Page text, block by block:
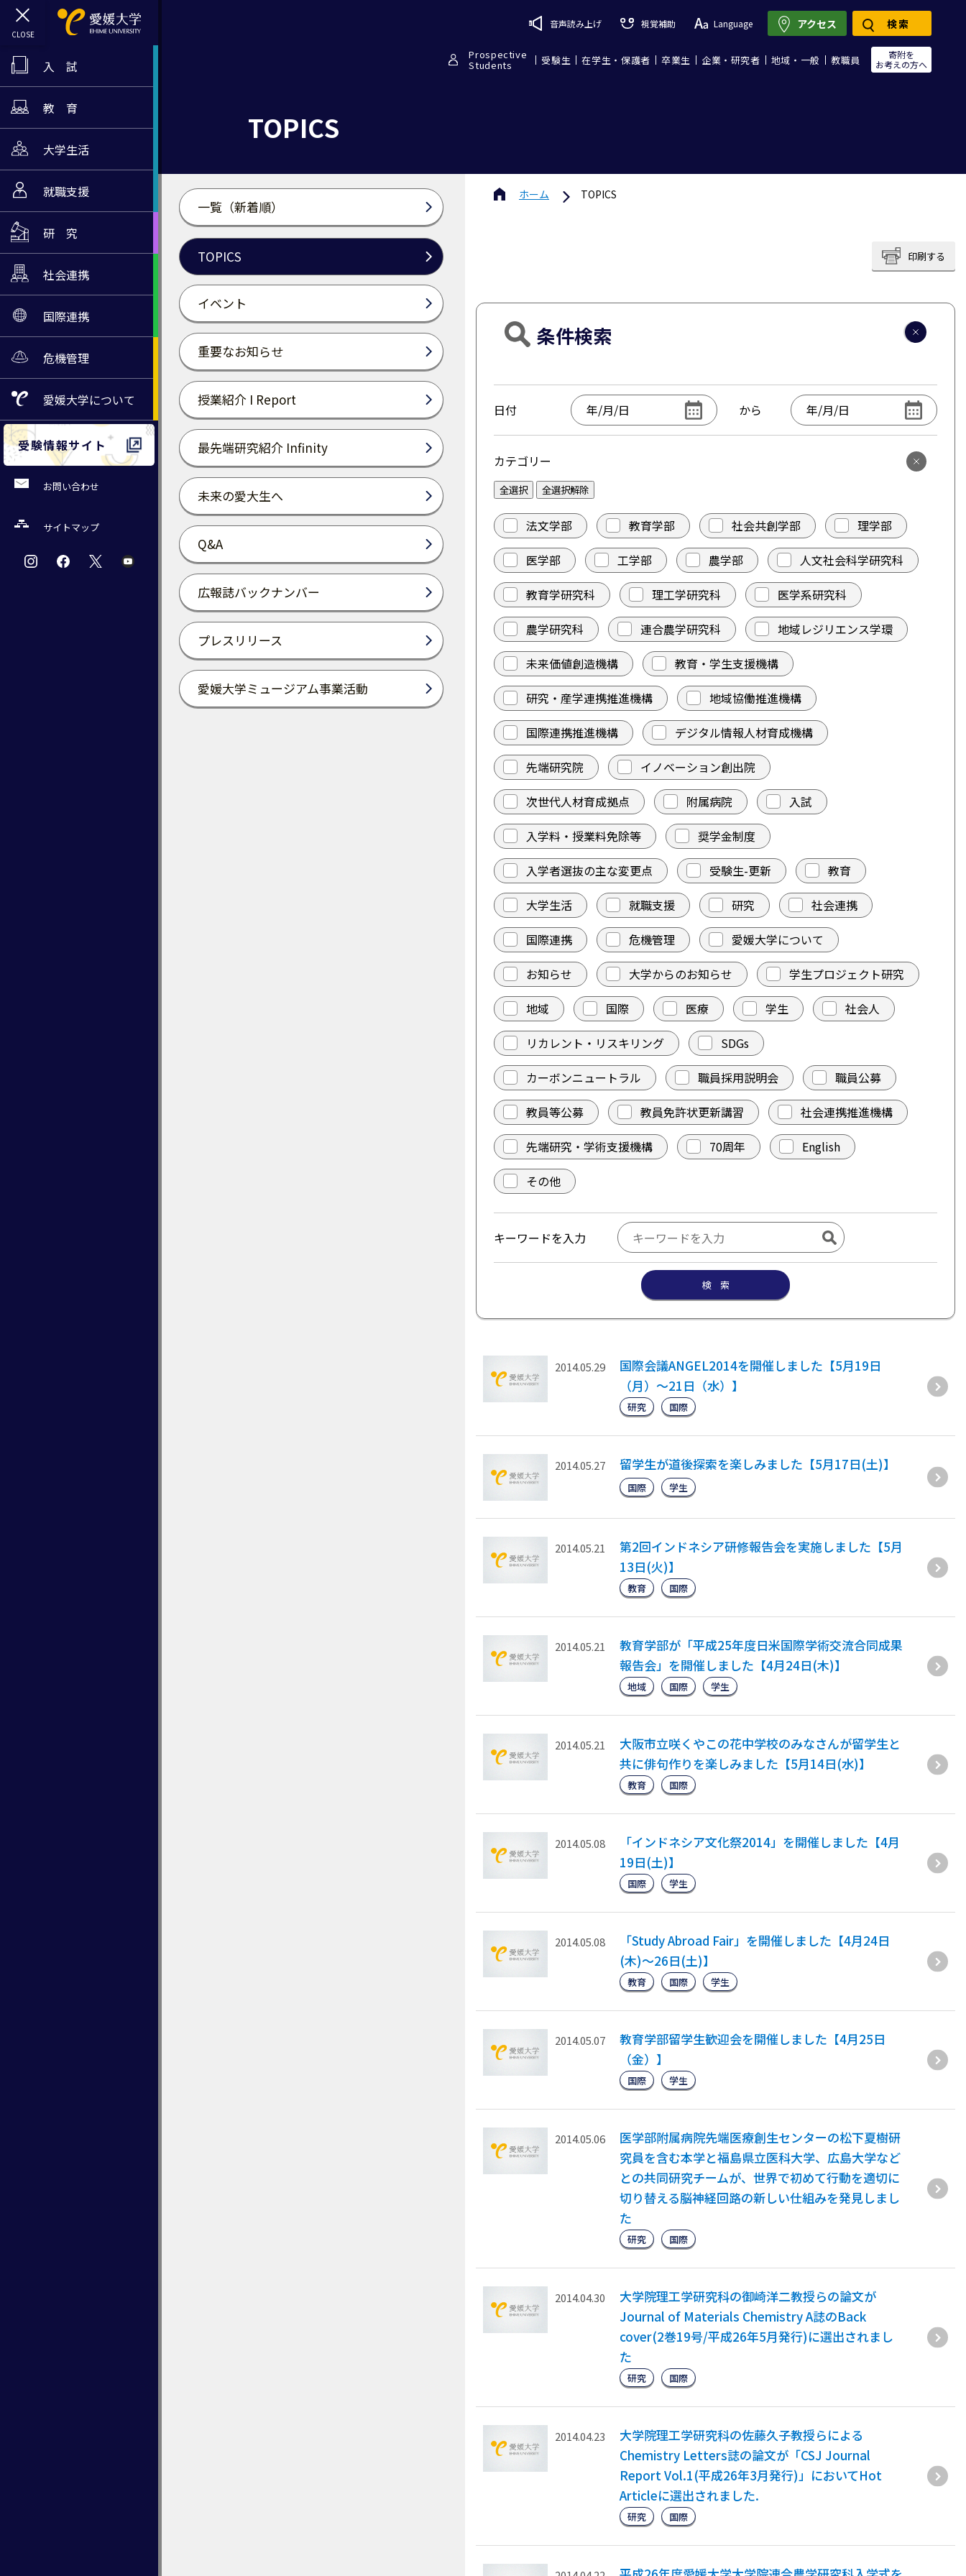
入 試
教 育
大学生活
就職支援
研 究
社会連携
国際連携
危機管理
愛媛大学について
受験情報サイト
お問い合わせ
サイトマップ
音声読み上げ 視覚補助 Language
Prospective
Students 受験生 在学生・保護者 卒業生 企業・研究者 地域・一般 教職員
寄附を
お考えの方へ
アクセス 検索
TOPICS
一覧（新着順）
TOPICS
イベント
重要なお知らせ
授業紹介 I Report
最先端研究紹介 Infinity
未来の愛大生へ
Q&A
広報誌バックナンバー
プレスリリース
愛媛大学ミュージアム事業活動
ホーム TOPICS
印刷する
条件検索
日付 から
カテゴリー
全選択 全選択解除
法文学部 教育学部 社会共創学部
理学部
医学部
工学部 農学部
人文社会科学研究科
教育学研究科
理工学研究科
医学系研究科
農学研究科
連合農学研究科
地域レジリエンス学環
未来価値創造機構
教育・学生支援機構
研究・産学連携推進機構
地域協働推進機構
国際連携推進機構
デジタル情報人材育成機構
先端研究院
イノベーション創出院
次世代人材育成拠点
附属病院
入試
入学料・授業料免除等
奨学金制度
入学者選抜の主な変更点
受験生-更新
教育
大学生活
就職支援 研究
社会連携
国際連携
危機管理
愛媛大学について
お知らせ
大学からのお知らせ
学生プロジェクト研究
地域
国際 医療 学生
社会人
リカレント・リスキリング
SDGs
カーボンニュートラル
職員採用説明会
職員公募
教員等公募
教員免許状更新講習
社会連携推進機構
先端研究・学術支援機構
70周年
English
その他
キーワードを入力
検 索
2014.05.29
国際会議ANGEL2014を開催しました【5月19日
（月）〜21日（水）】
研究 国際
2014.05.27 留学生が道後探索を楽しみました【5月17日(土)】
国際 学生
2014.05.21
第2回インドネシア研修報告会を実施しました【5月
13日(火)】
教育 国際
2014.05.21
教育学部が「平成25年度日米国際学術交流合同成果
報告会」を開催しました【4月24日(木)】
地域 国際 学生
2014.05.21
大阪市立咲くやこの花中学校のみなさんが留学生と
共に俳句作りを楽しみました【5月14日(水)】
教育 国際
2014.05.08
「インドネシア文化祭2014」を開催しました【4月
19日(土)】
国際 学生
2014.05.08
「Study Abroad Fair」を開催しました【4月24日
(木)〜26日(土)】
教育 国際 学生
2014.05.07
教育学部留学生歓迎会を開催しました【4月25日
（金）】
国際 学生
2014.05.06
医学部附属病院先端医療創生センターの松下夏樹研
究員を含む本学と福島県立医科大学、広島大学など
との共同研究チームが、世界で初めて行動を適切に
切り替える脳神経回路の新しい仕組みを発見しまし
た
研究 国際
2014.04.30
大学院理工学研究科の御崎洋二教授らの論文が
Journal of Materials Chemistry A誌のBack
cover(2巻19号/平成26年5月発行)に選出されまし
た
研究 国際
2014.04.23
大学院理工学研究科の佐藤久子教授らによる
Chemistry Letters誌の論文が「CSJ Journal
Report Vol.1(平成26年3月発行)」においてHot
Articleに選出されました.
研究 国際